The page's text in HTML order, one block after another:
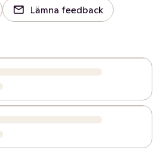
Lämna feedback